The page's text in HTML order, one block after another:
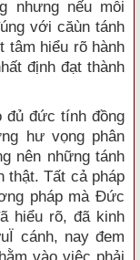
nhưng nếu mỗi
với căùn tánh
tâm hiểu rõ hành
định đạt thành
đủ đức tính đồng
hư vọng phân
nên những tánh
thật. Tất cả pháp
pháp mà Đức
hiểu rõ, đã kinh
cánh, nay đem